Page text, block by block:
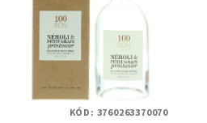
KÓD: 3760263370070